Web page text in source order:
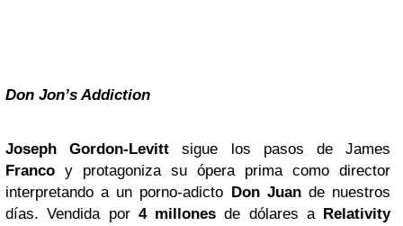
Don Jon’s Addiction
Joseph Gordon-Levitt sigue los pasos de James
Franco y protagoniza su ópera prima como director
interpretando a un porno-adicto
Don Juande nuestros
días. Vendida por 4 millones de dólares a Relativity